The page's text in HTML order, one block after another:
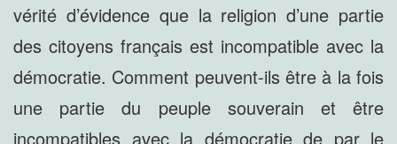
vérité d’évidence que la religion d’une partie
des citoyens français est incompatible avec la
démocratie. Comment peuvent-ils être à la fois
une partie du peuple souverain et être
incompatibles avec la démocratie de par le